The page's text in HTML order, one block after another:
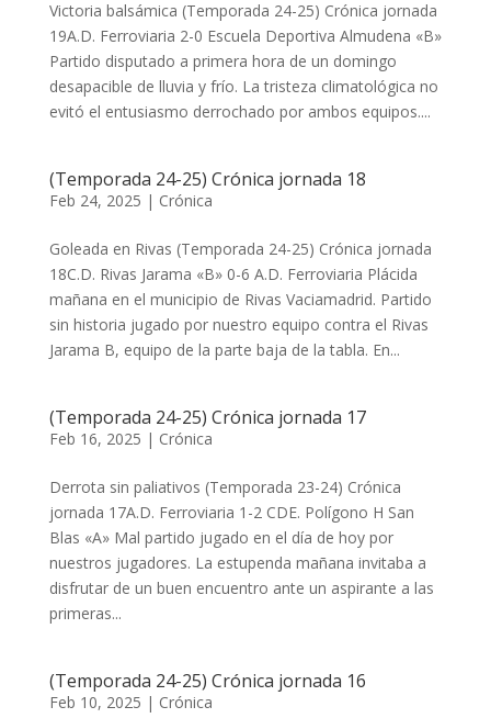
Victoria balsámica (Temporada 24-25) Crónica jornada
19A.D. Ferroviaria 2-0 Escuela Deportiva Almudena «B»
​​​​​Partido disputado a primera hora de un domingo
desapacible de lluvia y frío. La tristeza climatológica no
evitó el entusiasmo derrochado por ambos equipos....
(Temporada 24-25) Crónica jornada 18
Feb 24, 2025 | Crónica
Goleada en Rivas (Temporada 24-25) Crónica jornada
18C.D. Rivas Jarama «B» 0-6 A.D. Ferroviaria ​​​​​Plácida
mañana en el municipio de Rivas Vaciamadrid. Partido
sin historia jugado por nuestro equipo contra el Rivas
Jarama B, equipo de la parte baja de la tabla. En...
(Temporada 24-25) Crónica jornada 17
Feb 16, 2025 | Crónica
Derrota sin paliativos (Temporada 23-24) Crónica
jornada 17A.D. Ferroviaria 1-2 CDE. Polígono H San
Blas «A» ​​​​​Mal partido jugado en el día de hoy por
nuestros jugadores. La estupenda mañana invitaba a
disfrutar de un buen encuentro ante un aspirante a las
primeras...
(Temporada 24-25) Crónica jornada 16
Feb 10, 2025 | Crónica